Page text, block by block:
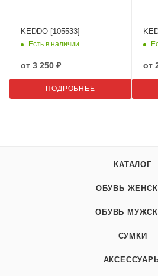
KEDDO [105533]
Есть в наличии
от 3 250 ₽
ПОДРОБНЕЕ
от
КАТАЛОГ
ОБУВЬ
ОБУВЬ
СУМКИ